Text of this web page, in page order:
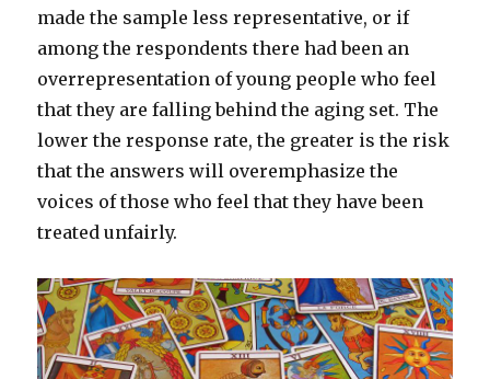
made the sample less representative, or if
among the respondents there had been an
overrepresentation of young people who feel
that they are falling behind the aging set. The
lower the response rate, the greater is the risk
that the answers will overemphasize the
voices of those who feel that they have been
treated unfairly.